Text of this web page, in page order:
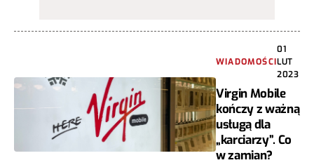
WIADOMOŚCI
01
LUT
2023
Virgin Mobile
kończy z ważną
usługą dla
„karciarzy”. Co
w zamian?